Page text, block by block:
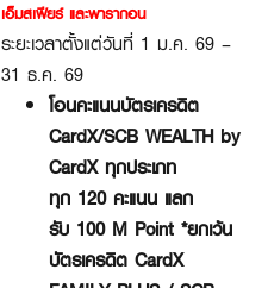
เอ็มสเฟียร์ และพารากอน
ระยะเวลาตั้งแต่วันที่ 1 ม.ค. 69 –
31 ธ.ค. 69
โอนคะแนนบัตรเครดิต
CardX/SCB WEALTH by
CardXทุกประเภท
ทุก 120 คะแนน แลก
รับ 100 M Point *ยกเว้น
บัตรเครดิต CardX